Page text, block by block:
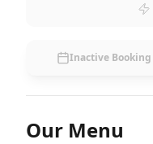
Inactive Booking
Our Menu